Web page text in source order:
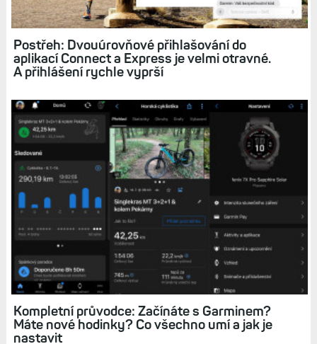
Postřeh: Dvouúrovňové přihlašování do
aplikací Connect a Express je velmi otravné.
A přihlášení rychle vyprší
Kompletní průvodce: Začínáte s Garminem?
Máte nové hodinky? Co všechno umí a jak je
nastavit